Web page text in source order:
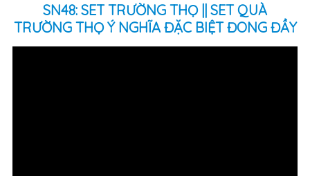
SN48: SET TRƯỜNG THỌ || SET QUÀ
TRƯỜNG THỌ Ý NGHĨA ĐẶC BIỆT ĐONG ĐẦY